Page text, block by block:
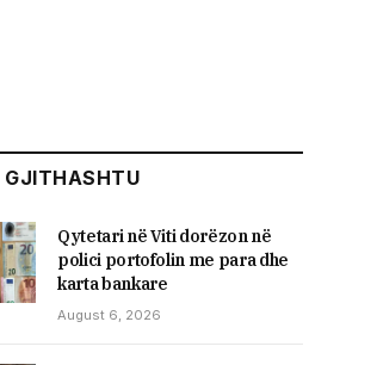
GJITHASHTU
Qytetari në Viti dorëzon në
polici portofolin me para dhe
karta bankare
August 6, 2026